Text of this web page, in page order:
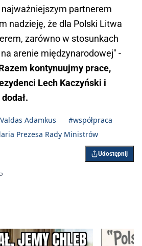
partnerem
nadzieję, że dla Polski Litwa
zarówno w stosunkach
arenie międzynarodowej" -
kontynuujmy prace,
Lech Kaczyński i
Adamkus
#współpraca
Prezesa Rady Ministrów
Udostępnij